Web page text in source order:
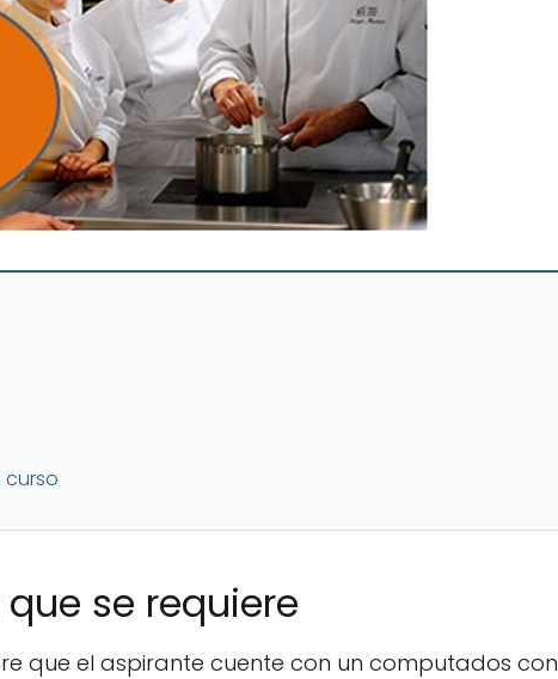
se requiere
que el aspirante cuente con un computados con